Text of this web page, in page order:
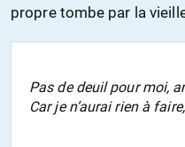
propre tombe par la
Pas de deuil pour moi,
Car je n’aurai rien à